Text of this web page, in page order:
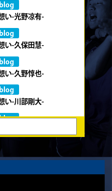
い-光野凉有-
い-久保田慧-
い-久野惇也-
い-川部剛大-
い-川畑直央征-
い-香山創祐-